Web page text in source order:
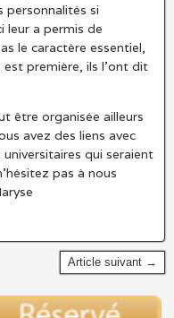
personnalités si
leur a permis de
le caractère essentiel,
est première, ils l’ont dit
être organisée ailleurs
avez des liens avec
qui seraient
pas à nous
Article suivant →